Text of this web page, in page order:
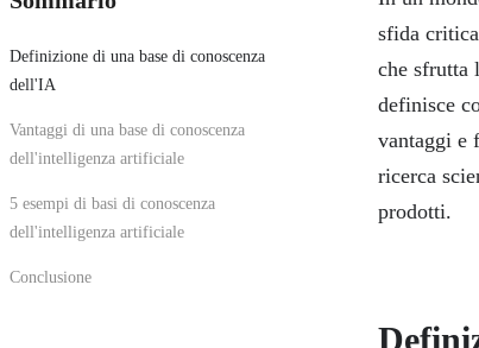
Definizione di una base di conoscenza
dell'IA
Vantaggi di una base di conoscenza
dell'intelligenza artificiale
5 esempi di basi di conoscenza
dell'intelligenza artificiale
Conclusione
sfida
che sfrutta
definisce
vantaggi e
ricerca
prodotti.